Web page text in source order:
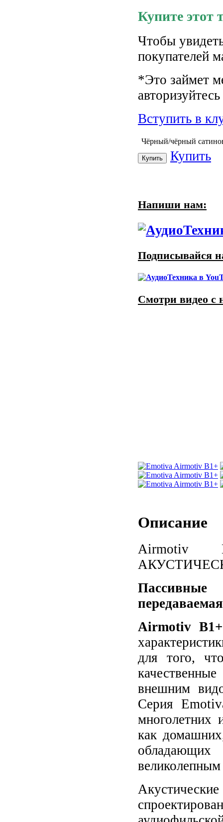
Купите этот
Чтобы
покупателей
*Это займет
Вступить в
Чёрный/чёрный
Купить
Напиши нам:
Подписывайся
Смотри видео с
Описание
Airmotiv
Airmotiv B1+
для того,
внешним
Серия
многолетних
как
обладающих
великолепным